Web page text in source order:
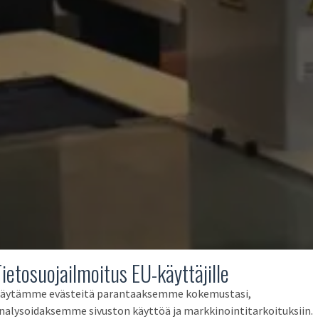
EU-käyttäjille
evästeitä parantaaksemme kokemustasi,
sivuston käyttöä ja markkinointitarkoituksiin.